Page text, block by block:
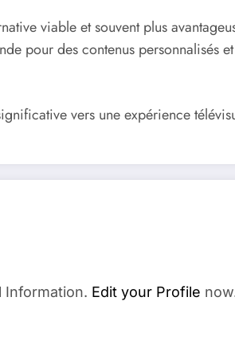
viable et souvent plus
pour des contenus
vers une expérience
Information. Edit your Profile